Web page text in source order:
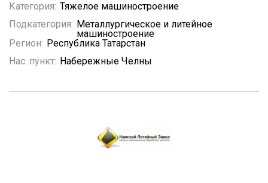
Категория: Тяжелое машиностроение
Подкатегория: Металлургическое и литейное
машиностроение
Регион: Республика Татарстан
Нас. пункт: Набережные Челны